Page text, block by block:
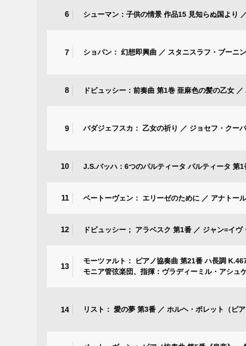
6 シューマン：子供の情景 作品15 見知らぬ国より
7 ショパン： 幻想即興曲 ／ スタニスラフ・ブーニン
8 ドビュッシー：前奏曲 第1巻 亜麻色の髪の乙女 ／
9 バダジェフスカ： 乙女の祈り ／ ジョセフ・クーパ
10 J.S.バッハ：6つのパルティータ パルティータ 第
11 ベートーヴェン： エリーゼのために ／ アナトー
12 ドビュッシー； アラベスク 第1番 ／ ジャン=イヴ
13
モーツァルト： ピアノ協奏曲 第21番 ハ長調
モニア管弦楽団、指揮：ヴラディーミル・アシュ
14 リスト： 愛の夢 第3番 ／ ホルヘ・ボレット（ピア